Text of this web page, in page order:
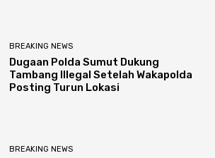
BREAKING NEWS
Dugaan Polda Sumut Dukung
Tambang Illegal Setelah Wakapolda
Posting Turun Lokasi
BREAKING NEWS